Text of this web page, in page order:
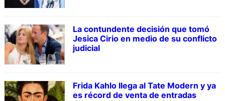
La contundente decisión que tomó
Jesica Cirio en medio de su conflicto
judicial
Frida Kahlo llega al Tate Modern y ya
es récord de venta de entradas